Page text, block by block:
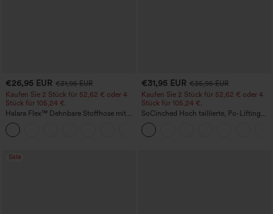
€26,95 EUR €31,95 EUR
Kaufen Sie 2 Stück für 52,62 € oder 4
Stück für 105,24 €.
Halara Flex™ Dehnbare Stoffhose mit
hohem Bund, Waffelmuster,
Seitentaschen und weitem Bein
€31,95 EUR €35,95 EUR
Kaufen Sie 2 Stück für 52,62 € oder 4
Stück für 105,24 €.
SoCinched Hoch taillierte, Po-Lifting
7/8-Trainingsleggings mit
Bauchkontrolle und Seitentaschen
Sale